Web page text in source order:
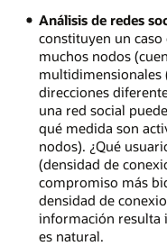
Análisis de redes
constituyen un
muchos nodos
multidimensionales
direcciones
una red social
qué medida son
nodos). ¿Qué
(densidad de
compromiso más
densidad de
información resulta
es natural.